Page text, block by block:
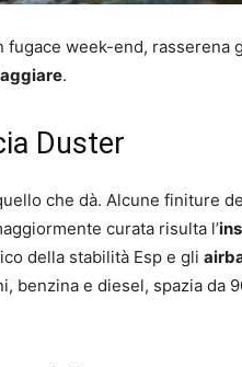
week-end, rasserena
.
Duster
che dà. Alcune finiture
curata risulta l’
della stabilità Esp e gli
benzina e diesel, spazia da